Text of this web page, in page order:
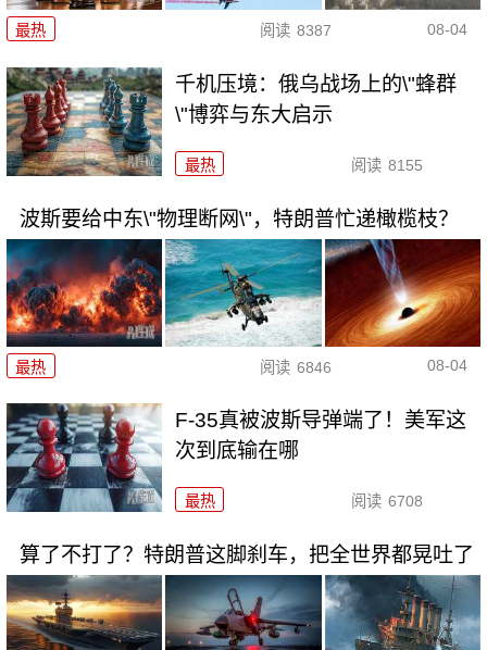
最热 阅读 8387 08-04
千机压境：俄乌战场上的\"蜂群
\"博弈与东大启示
最热 阅读 8155
波斯要给中东\"物理断网\"，特朗普忙递橄榄枝？
最热 阅读 6846 08-04
F-35真被波斯导弹端了！美军这
次到底输在哪
最热 阅读 6708
算了不打了？特朗普这脚刹车，把全世界都晃吐了